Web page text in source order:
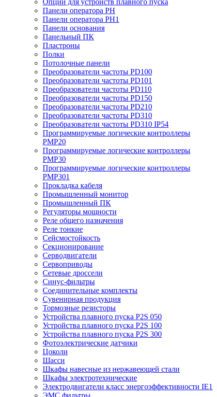
Опции для устройств плавного пуска
Панели оператора PH
Панели оператора PH1
Панели основания
Панельный ПК
Пластроны
Полки
Потолочные панели
Преобразователи частоты PD100
Преобразователи частоты PD101
Преобразователи частоты PD110
Преобразователи частоты PD150
Преобразователи частоты PD210
Преобразователи частоты PD310
Преобразователи частоты PD310 IP54
Программируемые логические контроллеры
PMP20
Программируемые логические контроллеры
PMP30
Программируемые логические контроллеры
PMP301
Прокладка кабеля
Промышленный монитор
Промышленный ПК
Регуляторы мощности
Реле общего назначения
Реле тонкие
Сейсмостойкость
Секционирование
Серводвигатели
Сервоприводы
Сетевые дроссели
Синус-фильтры
Соединительные комплекты
Сувенирная продукция
Тормозные резисторы
Устройства плавного пуска P2S 050
Устройства плавного пуска P2S 100
Устройства плавного пуска P2S 300
Фотоэлектрические датчики
Цоколи
Шасси
Шкафы навесные из нержавеющей стали
Шкафы электротехнические
Электродвигатели класс энергоэффективности IE1
ЭМС фильтры